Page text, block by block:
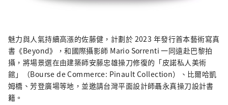
魅力與人氣持續高漲的佐藤健，計劃於 2023 年發行首本藝術寫真
書《Beyond》，和國際攝影師 Mario Sorrenti 一同遠赴巴黎拍
攝，將場景選在由建築師安藤忠雄操刀修復的「皮諾私人美術
館」（Bourse de Commerce: Pinault Collection）、比爾哈凱
姆橋、芳登廣場等地，並邀請台灣平面設計師聶永真操刀設計書
籍。